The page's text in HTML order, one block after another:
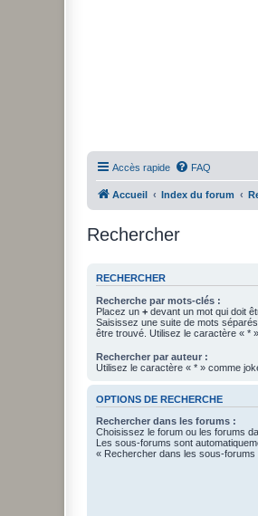
Accès rapide FAQ
Accueil Index du forum
Rechercher
RECHERCHER
Recherche par mots-clés :
Placez un + devant un mot qui doit
Saisissez une suite de mots
être trouvé. Utilisez le caractère « *
Rechercher par auteur :
Utilisez le caractère « * » comme
OPTIONS DE RECHERCHE
Rechercher dans les forums :
Choisissez le forum ou les forums
Les sous-forums sont
« Rechercher dans les sous-forums